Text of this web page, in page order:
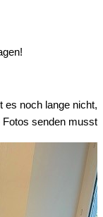
es noch lange nicht,
senden musst!